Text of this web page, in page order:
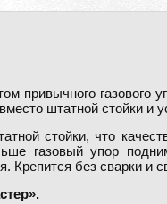
привычного газового
штатной стойки и
стойки, что
газовый упор
Крепится без сварки и